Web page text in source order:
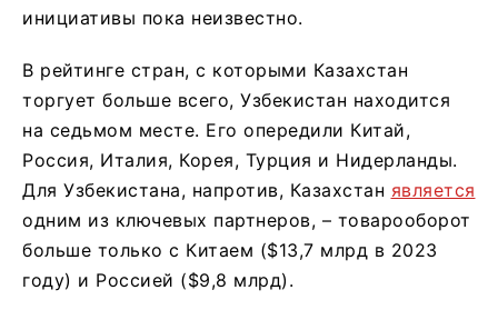
инициативы пока неизвестно.
В рейтинге стран, с которыми Казахстан
торгует больше всего, Узбекистан находится
на седьмом месте. Его опередили Китай,
Россия, Италия, Корея, Турция и Нидерланды.
Для Узбекистана, напротив, Казахстан является
одним из ключевых партнеров, – товарооборот
больше только с Китаем ($13,7 млрд в 2023
году) и Россией ($9,8 млрд).